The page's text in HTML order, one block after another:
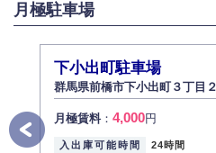
採用に関する回答、情報の提供
弊社は取り扱う個人情報の外部への漏
適切かつ安全に管理します。
4.個人情報の第三者提供
法的義務など正当な理由に基づく要請
情報をご本人の同意なく第三者に提供
月極駐車場
下小出町駐車場
群馬県前橋市下小出町３丁目
月極賃料： 4,000円
入出庫可能時間
24時間